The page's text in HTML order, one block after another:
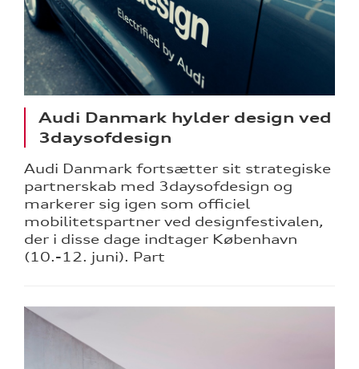
Audi Danmark hylder design ved
3daysofdesign
Audi Danmark fortsætter sit strategiske
partnerskab med 3daysofdesign og
markerer sig igen som officiel
mobilitetspartner ved designfestivalen,
der i disse dage indtager København
(10.-12. juni). Part